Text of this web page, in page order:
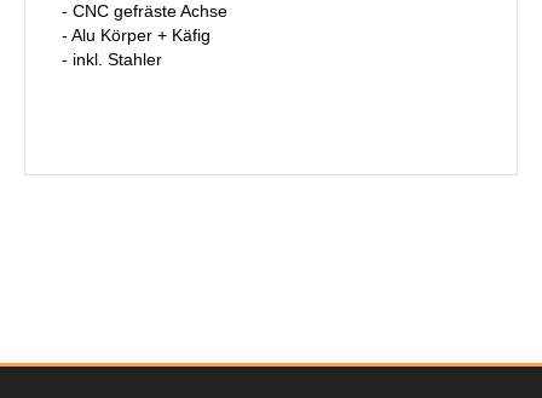
- CNC gefräste Achse
- Alu Körper + Käfig
- inkl. Stahler